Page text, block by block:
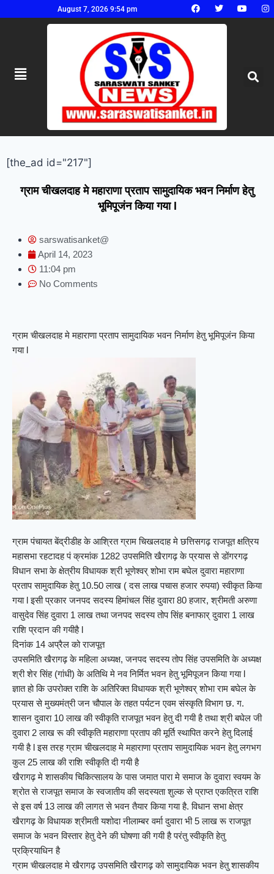
August 7, 2026 9:54 pm
[the_ad id="217"]
ग्राम चीखलदाह मे महाराणा प्रताप सामुदायिक भवन निर्माण हेतु
भूमिपूजंन किया गया l
sarswatisanket@
April 14, 2023
11:04 pm
No Comments
ग्राम चीखलदाह मे महाराणा प्रताप सामुदायिक भवन निर्माण हेतु भूमिपूजंन किया
गया l
ग्राम पंचायत बेंद्रीडीह के आश्रित ग्राम चिखलदाह मे छत्तिसगढ़ राजपूत क्षत्रिय
महासभा रहटादह पं क्रमांक 1282 उपसमिति खैरागढ़ के प्रयास से डोंगरगढ़
विधान सभा के क्षेत्रीय विधायक श्री भूणेश्वर् शोभा राम बघेल दुवारा महाराणा
प्रताप सामुदायिक हेतु 10.50 लाख ( दस लाख पचास हजार रुपया) स्वीकृत किया
गया l इसी प्रकार जनपद सदस्य हिमांचल सिंह दुवारा 80 हजार, श्रीमती अरुणा
वासुदेव सिंह दुवारा 1 लाख तथा जनपद सदस्य तोप सिंह बनाफार् दुवारा 1 लाख
राशि प्रदान की गयीहै l
दिनांक 14 अप्रैल को राजपूत
उपसमिति खैरागढ़ के महिला अध्यक्ष, जनपद सदस्य तोप सिंह उपसमिति के अध्यक्ष
श्री शेर सिंह (गांधी) के अतिथि मे नव निर्मित भवन हेतु भूमिपूजन किया गया l
ज्ञात हो कि उपरोक्त राशि के अतिरिक्त विधायक श्री भूणेश्वर् शोभा राम बघेल के
प्रयास से मुख्यमंत्री जन चौपाल के तहत पर्यटन एवम संस्कृति विभाग छ. ग.
शासन दुवारा 10 लाख की स्वीकृति राजपूत भवन हेतु दी गयी है तथा श्री बघेल जी
दुवारा 2 लाख रू की स्वीकृति महाराणा प्रताप की मूर्ति स्थापित करने हेतु दिलाई
गयी है l इस तरह ग्राम चीखलदाह मे महाराणा प्रताप सामुदायिक भवन हेतु लगभग
कुल 25 लाख की राशि स्वीकृति दी गयी है
खैरागढ़ मे शासकीय चिकित्सालय के पास जमात पारा मे समाज के दुवारा स्वयम के
श्रोत से राजपूत समाज के स्वजातीय की सदस्यता शुल्क से प्राप्त एकत्रित राशि
से इस वर्ष 13 लाख की लागत से भवन तैयार किया गया है. विधान सभा क्षेत्र
खैरागढ़ के विधायक श्रीमती यशोदा नीलाम्बर वर्मा दुवारा भी 5 लाख रू राजपूत
समाज के भवन विस्तार हेतु देने की घोषणा की गयी है परंतु स्वीकृति हेतु
प्रक्रियाधिन है
ग्राम चीखलदाह मे खैरागढ़ उपसमिति खैरागढ़ को सामुदायिक भवन हेतु शासकीय